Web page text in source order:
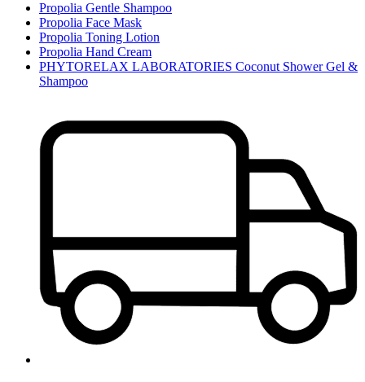
Propolia Gentle Shampoo
Propolia Face Mask
Propolia Toning Lotion
Propolia Hand Cream
PHYTORELAX LABORATORIES Coconut Shower Gel &
Shampoo